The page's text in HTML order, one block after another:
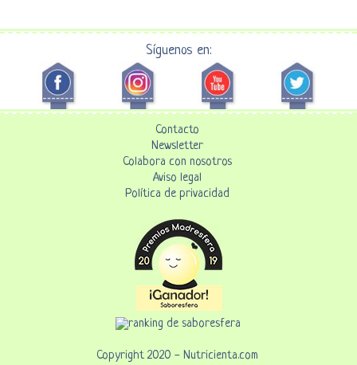
Síguenos en:
Contacto
Newsletter
Colabora con nosotros
Aviso legal
Política de privacidad
Copyright 2020 - Nutricienta.com